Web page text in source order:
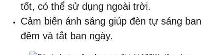
tốt, có thể sử dụng ngoài trời.
Cảm biến ánh sáng giúp đèn tự sáng ban
đêm và tắt ban ngày.